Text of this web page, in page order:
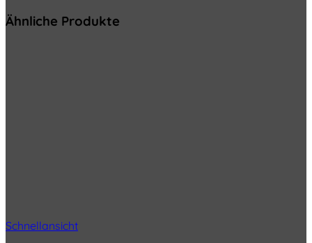
Ähnliche Produkte
Schnellansicht